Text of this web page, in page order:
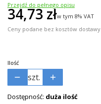
Przejdź do pełnego opisu
Cena
34,73 złw tym 8% VAT
w tym 8% VAT
Ceny podane bez kosztów dostawy.
Ilość
szt.
Dostępność: duża ilość